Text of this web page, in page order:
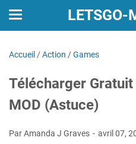
LETSGO-
Accueil /Action /Games
Télécharger
MOD (Astuce)
Par Amanda J Graves avril 07,